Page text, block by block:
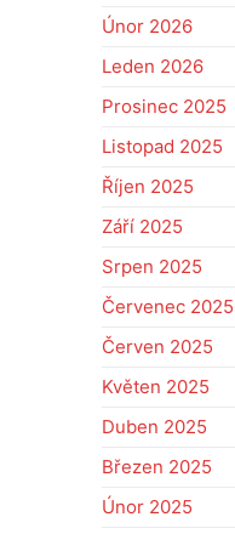
Únor 2026
Leden 2026
Prosinec 2025
Listopad 2025
Říjen 2025
Září 2025
Srpen 2025
Červenec 2025
Červen 2025
Květen 2025
Duben 2025
Březen 2025
Únor 2025